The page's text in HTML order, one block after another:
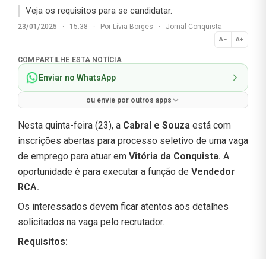
Veja os requisitos para se candidatar.
23/01/2025 · 15:38 · Por Lívia Borges · Jornal Conquista
A− A+
Normal
COMPARTILHE ESTA NOTÍCIA
Enviar no WhatsApp
ou envie por outros apps
Nesta quinta-feira (23), a Cabral e Souza está com
inscrições abertas para processo seletivo de uma vaga
de emprego para atuar em Vitória da Conquista. A
oportunidade é para executar a função de Vendedor
RCA.
Os interessados devem ficar atentos aos detalhes
solicitados na vaga pelo recrutador.
Requisitos: